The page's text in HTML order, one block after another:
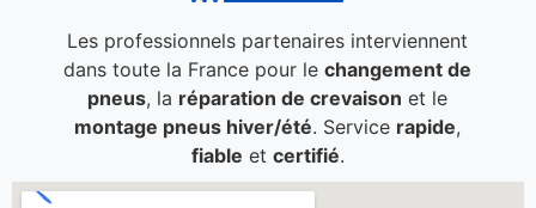
Les professionnels partenaires interviennent
dans toute la France pour lechangement de
pneus, la réparation de crevaison et le
montage pneus hiver/été. Service rapide,
fiable et certifié.